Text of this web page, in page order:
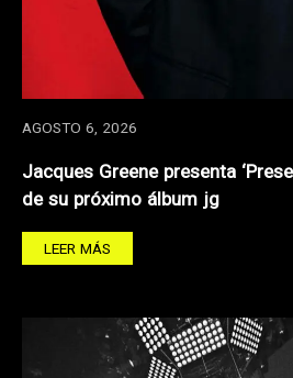
AGOSTO 6, 2026
Jacques Greene presenta
de su próximo álbum jg
LEER MÁS